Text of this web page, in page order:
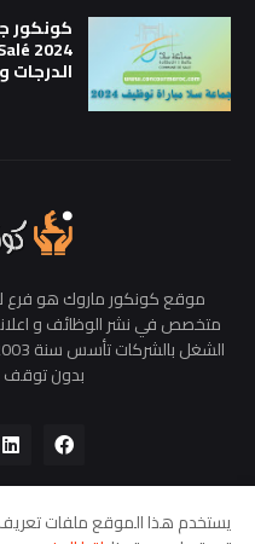
الدرجات و
موقع كونكور ماروك هو فرع
متخصص في نشر الوظائف و
بدون توقف
يستخدم هذا الموقع ملفات